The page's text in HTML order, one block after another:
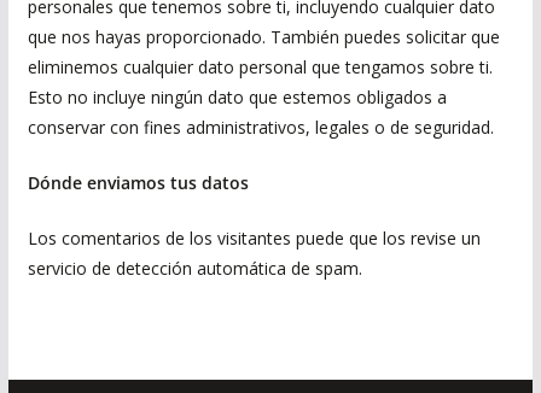
personales que tenemos sobre ti, incluyendo cualquier dato
que nos hayas proporcionado. También puedes solicitar que
eliminemos cualquier dato personal que tengamos sobre ti.
Esto no incluye ningún dato que estemos obligados a
conservar con fines administrativos, legales o de seguridad.
Dónde enviamos tus datos
Los comentarios de los visitantes puede que los revise un
servicio de detección automática de spam.